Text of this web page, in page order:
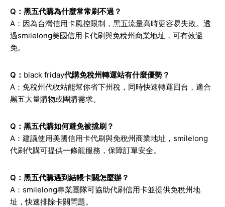
Q：黑五代購為什麼常常刷不過？
A：因為台灣信用卡風控限制，黑五流量高時更容易失敗。透
過smilelong美國信用卡代刷與免稅州商業地址，可有效避
免。
Q： black friday代購免稅州轉運站有什麼優勢？
A：免稅州代收站能幫你省下州稅，同時快速轉運回台，適合
黑五大量購物或團購需求。
Q：黑五代購如何避免被擋刷？
A：建議使用美國信用卡代刷與免稅州商業地址，smilelong
代刷代購可提供一條龍服務，保障訂單安全。
Q：黑五代購遇到結帳卡關怎麼辦？
A：smilelong專業團隊可協助代刷信用卡並提供免稅州地
址，快速排除卡關問題。